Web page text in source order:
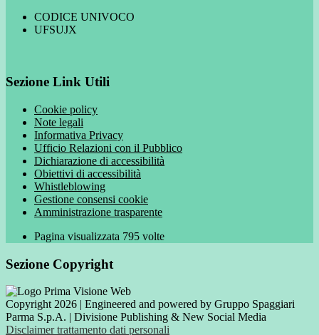
CODICE UNIVOCO
UFSUJX
Sezione Link Utili
Cookie policy
Note legali
Informativa Privacy
Ufficio Relazioni con il Pubblico
Dichiarazione di accessibilità
Obiettivi di accessibilità
Whistleblowing
Gestione consensi cookie
Amministrazione trasparente
Pagina visualizzata 795 volte
Sezione Copyright
Copyright 2026 | Engineered and powered by Gruppo Spaggiari
Parma S.p.A. | Divisione Publishing & New Social Media
Disclaimer trattamento dati personali